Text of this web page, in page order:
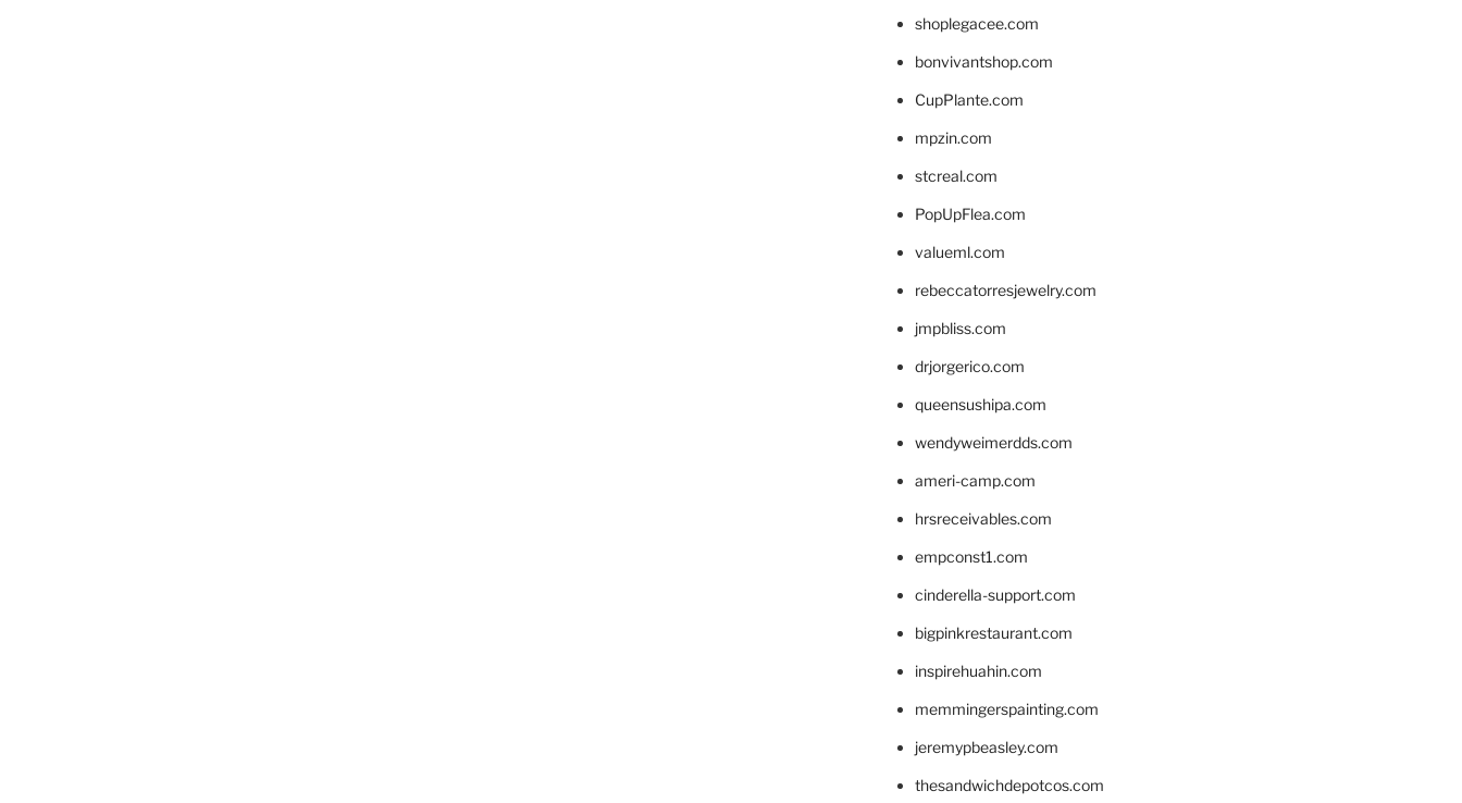
shoplegacee.com
bonvivantshop.com
CupPlante.com
mpzin.com
stcreal.com
PopUpFlea.com
valueml.com
rebeccatorresjewelry.com
jmpbliss.com
drjorgerico.com
queensushipa.com
wendyweimerdds.com
ameri-camp.com
hrsreceivables.com
empconst1.com
cinderella-support.com
bigpinkrestaurant.com
inspirehuahin.com
memmingerspainting.com
jeremypbeasley.com
thesandwichdepotcos.com